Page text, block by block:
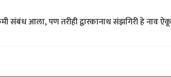
संबंध आला, पण तरीही द्वारकानाथ संझगिरी हे नाव